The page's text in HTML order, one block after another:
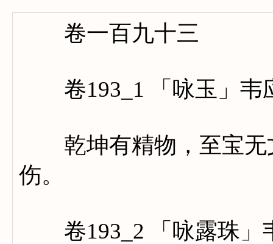
卷一百九十三
卷193_1 「咏玉」韦
乾坤有精物，至宝无
伤。
卷193_2 「咏露珠」